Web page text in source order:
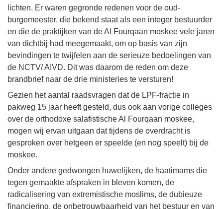
lichten. Er waren gegronde redenen voor de oud-
burgemeester, die bekend staat als een integer bestuurder
en die de praktijken van de Al Fourqaan moskee vele jaren
van dichtbij had meegemaakt, om op basis van zijn
bevindingen te twijfelen aan de serieuze bedoelingen van
de NCTV/ AIVD. Dit was daarom de reden om deze
brandbrief naar de drie ministeries te versturen!
Gezien het aantal raadsvragen dat de LPF-fractie in
pakweg 15 jaar heeft gesteld, dus ook aan vorige colleges
over de orthodoxe salafistische Al Fourqaan moskee,
mogen wij ervan uitgaan dat tijdens de overdracht is
gesproken over hetgeen er speelde (en nog speelt) bij de
moskee.
Onder andere gedwongen huwelijken, de haatimams die
tegen gemaakte afspraken in bleven komen, de
radicalisering van extremistische moslims, de dubieuze
financiering, de onbetrouwbaarheid van het bestuur en van